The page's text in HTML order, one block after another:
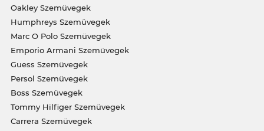
Oakley Szemüvegek
Humphreys Szemüvegek
Marc O Polo Szemüvegek
Emporio Armani Szemüvegek
Guess Szemüvegek
Persol Szemüvegek
Boss Szemüvegek
Tommy Hilfiger Szemüvegek
Carrera Szemüvegek